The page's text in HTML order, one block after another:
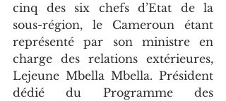
cinq des six chefs d’Etat de la
sous-région, le Cameroun étant
représenté par son ministre en
charge des relations extérieures,
Lejeune Mbella Mbella. Président
dédié du Programme des